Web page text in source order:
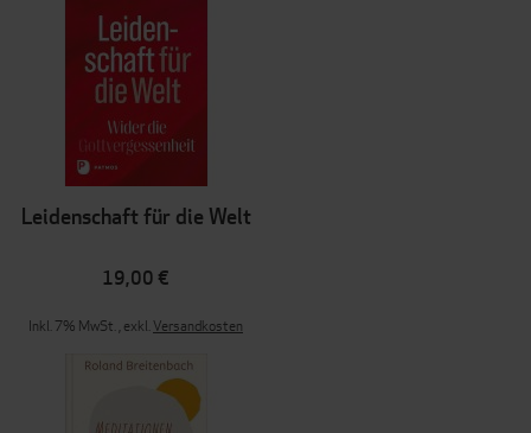
Leidenschaft für die Welt
19,00 €
Inkl. 7% MwSt.,exkl.Versandkosten